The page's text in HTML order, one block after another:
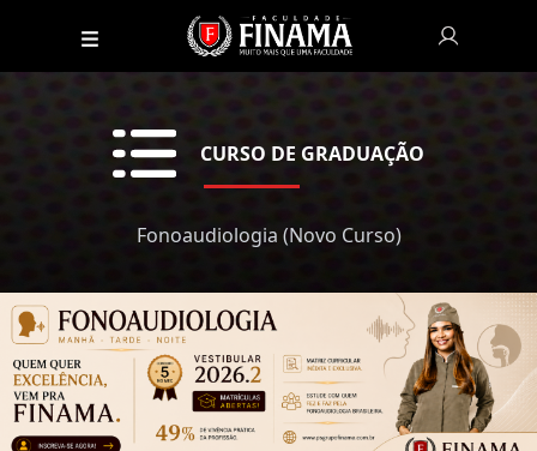
CURSO DE GRADUAÇÃO
Fonoaudiologia (Novo Curso)